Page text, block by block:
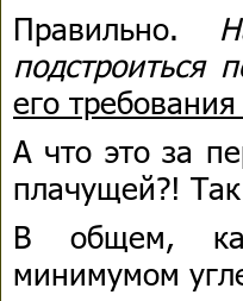
Правильно.
подстроиться
его
А что это за
плачущей?!
В общем,
минимумом